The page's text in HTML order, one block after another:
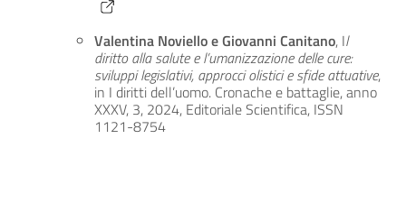
Valentina Noviello e Giovanni Canitano, Il
diritto alla salute e l’umanizzazione delle cure:
sviluppi legislativi, approcci olistici e sfide attuative,
in I diritti dell’uomo. Cronache e battaglie, anno
XXXV, 3, 2024, Editoriale Scientifica, ISSN
1121-8754